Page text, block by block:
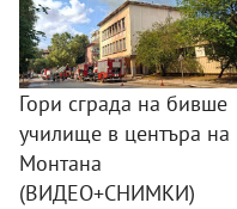
Гори сграда на бивше
училище в центъра на
Монтана
(ВИДЕО+СНИМКИ)